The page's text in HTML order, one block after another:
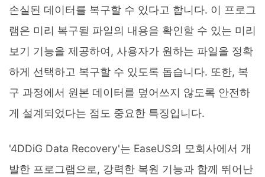
손실된 데이터를 복구할 수 있다고 합니다. 이 프로그
램은 미리 복구될 파일의 내용을 확인할 수 있는 미리
보기 기능을 제공하여, 사용자가 원하는 파일을 정확
하게 선택하고 복구할 수 있도록 돕습니다. 또한, 복
구 과정에서 원본 데이터를 덮어쓰지 않도록 안전하
게 설계되었다는 점도 중요한 특징입니다.
'4DDiG Data Recovery'는 EaseUS의 모회사에서 개
발한 프로그램으로, 강력한 복원 기능과 함께 뛰어난